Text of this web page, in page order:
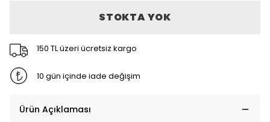
STOKTA YOK
150 TL üzeri ücretsiz kargo
10 gün içinde iade değişim
Ürün Açıklaması